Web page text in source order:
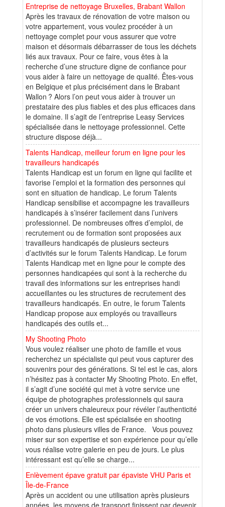
Entreprise de nettoyage Bruxelles, Brabant Wallon
Après les travaux de rénovation de votre maison ou
votre appartement, vous voulez procéder à un
nettoyage complet pour vous assurer que votre
maison et désormais débarrasser de tous les déchets
liés aux travaux. Pour ce faire, vous êtes à la
recherche d’une structure digne de confiance pour
vous aider à faire un nettoyage de qualité. Êtes-vous
en Belgique et plus précisément dans le Brabant
Wallon ? Alors l’on peut vous aider à trouver un
prestataire des plus fiables et des plus efficaces dans
le domaine. Il s’agit de l’entreprise Leasy Services
spécialisée dans le nettoyage professionnel. Cette
structure dispose déjà...
Talents Handicap, meilleur forum en ligne pour les
travailleurs handicapés
Talents Handicap est un forum en ligne qui facilite et
favorise l’emploi et la formation des personnes qui
sont en situation de handicap. Le forum Talents
Handicap sensibilise et accompagne les travailleurs
handicapés à s’insérer facilement dans l’univers
professionnel. De nombreuses offres d’emploi, de
recrutement ou de formation sont proposées aux
travailleurs handicapés de plusieurs secteurs
d’activités sur le forum Talents Handicap. Le forum
Talents Handicap met en ligne pour le compte des
personnes handicapées qui sont à la recherche du
travail des informations sur les entreprises handi
accueillantes ou les structures de recrutement des
travailleurs handicapés. En outre, le forum Talents
Handicap propose aux employés ou travailleurs
handicapés des outils et...
My Shooting Photo
Vous voulez réaliser une photo de famille et vous
recherchez un spécialiste qui peut vous capturer des
souvenirs pour des générations. Si tel est le cas, alors
n’hésitez pas à contacter My Shooting Photo. En effet,
il s’agit d’une société qui met à votre service une
équipe de photographes professionnels qui saura
créer un univers chaleureux pour révéler l’authenticité
de vos émotions. Elle est spécialisée en shooting
photo dans plusieurs villes de France. Vous pouvez
miser sur son expertise et son expérience pour qu’elle
vous réalise votre galerie en peu de jours. Le plus
intéressant est qu’elle se charge...
Enlèvement épave gratuit par épaviste VHU Paris et
Île-de-France
Après un accident ou une utilisation après plusieurs
années, les moyens de transport finissent par devenir